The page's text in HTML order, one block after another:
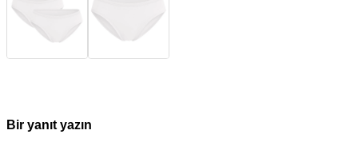
Bir yanıt yazın